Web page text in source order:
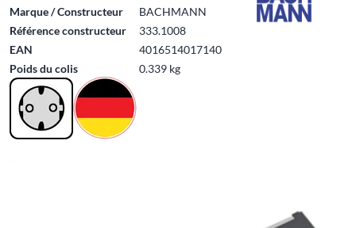
Marque / Constructeur
BACHMANN
Référence constructeur
333.1008
EAN
4016514017140
Poids du colis
0.339 kg